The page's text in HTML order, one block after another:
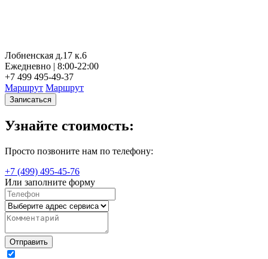
Лобненская д.17 к.6
Ежедневно | 8:00-22:00
+7 499 495-49-37
Маршрут Маршрут
Записаться
Узнайте стоимость:
Просто позвоните нам по телефону:
+7 (499) 495-45-76
Или заполните форму